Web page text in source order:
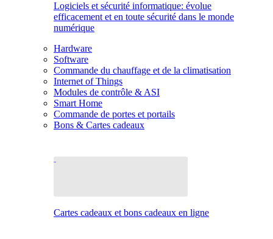
Logiciels et sécurité informatique: évolue
efficacement et en toute sécurité dans le monde
numérique
Hardware
Software
Commande du chauffage et de la climatisation
Internet of Things
Modules de contrôle & ASI
Smart Home
Commande de portes et portails
Bons & Cartes cadeaux
Cartes cadeaux et bons cadeaux en ligne